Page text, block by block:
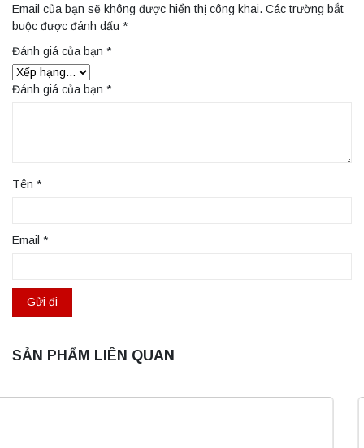
Email của bạn sẽ không được hiển thị công khai. Các trường bắt
buộc được đánh dấu *
Đánh giá của bạn *
Đánh giá của bạn *
Tên *
Email *
SẢN PHẨM LIÊN QUAN